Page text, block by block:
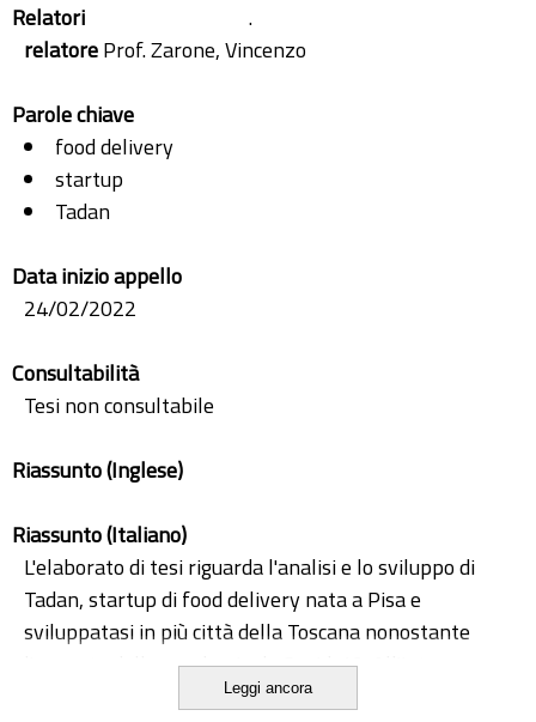
Relatori
.
relatoreProf. Zarone, Vincenzo
Parole chiave
food delivery
startup
Tadan
Data inizio appello
24/02/2022
Consultabilità
Tesi non consultabile
Riassunto (Inglese)
Riassunto (Italiano)
L'elaborato di tesi riguarda l'analisi e lo sviluppo di
Tadan, startup di food delivery nata a Pisa e
sviluppatasi in più città della Toscana nonostante
l'avvento della pandemia da Covid-19. All'interno
dell'elaborato è stato approfondito inizialmente il
Leggi ancora